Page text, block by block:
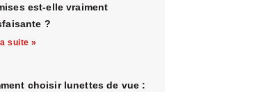
est-elle vraiment
?
suite »
choisir lunettes de vue :